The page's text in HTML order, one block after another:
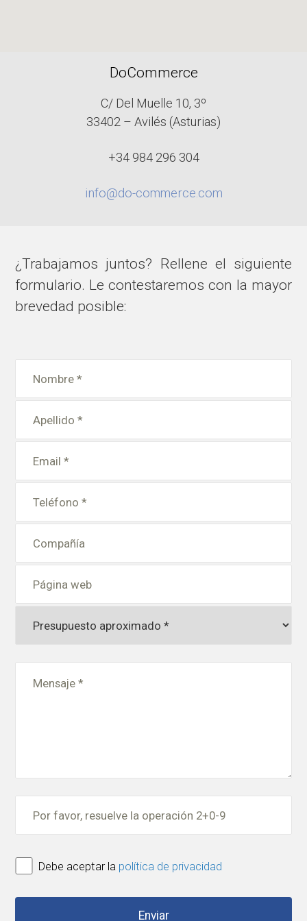
DoCommerce
C/ Del Muelle 10, 3º
33402 – Avilés (Asturias)
+34 984 296 304
info@do-commerce.com
¿Trabajamos juntos? Rellene el siguiente
formulario. Le contestaremos con la mayor
brevedad posible:
Debe aceptar la política de privacidad